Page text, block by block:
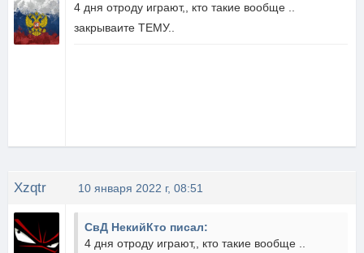
4 дня отроду играют,, кто такие вообще ..
закрываите ТЕМУ..
Xzqtr 10 января 2022 г, 08:51
СвД НекийКто писал:
4 дня отроду играют,, кто такие вообще ..